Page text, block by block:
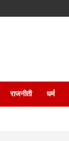
राजनीती धर्म